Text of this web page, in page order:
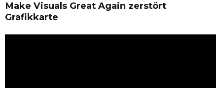
Make Visuals Great Again zerstört
Grafikkarte